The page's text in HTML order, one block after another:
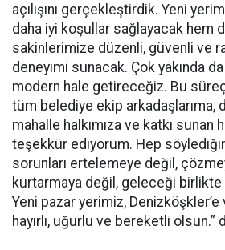
açılışını gerçekleştirdik. Yeni
daha iyi koşullar sağlayacak hem
sakinlerimize düzenli, güvenli ve
deneyimi sunacak. Çok yakında
modern hale getireceğiz. Bu
tüm belediye ekip arkadaşlarıma,
mahalle halkımıza ve katkı
teşekkür ediyorum. Hep
sorunları ertelemeye değil,
kurtarmaya değil, geleceği
Yeni pazar yerimiz, Denizköşkler’e
hayırlı, uğurlu ve bereketli olsun.”